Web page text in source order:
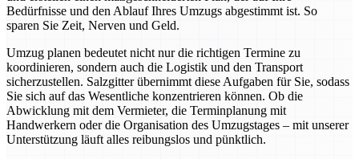
Bedürfnisse und den Ablauf Ihres Umzugs abgestimmt ist. So
sparen Sie Zeit, Nerven und Geld.
Umzug planen bedeutet nicht nur die richtigen Termine zu
koordinieren, sondern auch die Logistik und den Transport
sicherzustellen. Salzgitter übernimmt diese Aufgaben für Sie, sodass
Sie sich auf das Wesentliche konzentrieren können. Ob die
Abwicklung mit dem Vermieter, die Terminplanung mit
Handwerkern oder die Organisation des Umzugstages – mit unserer
Unterstützung läuft alles reibungslos und pünktlich.